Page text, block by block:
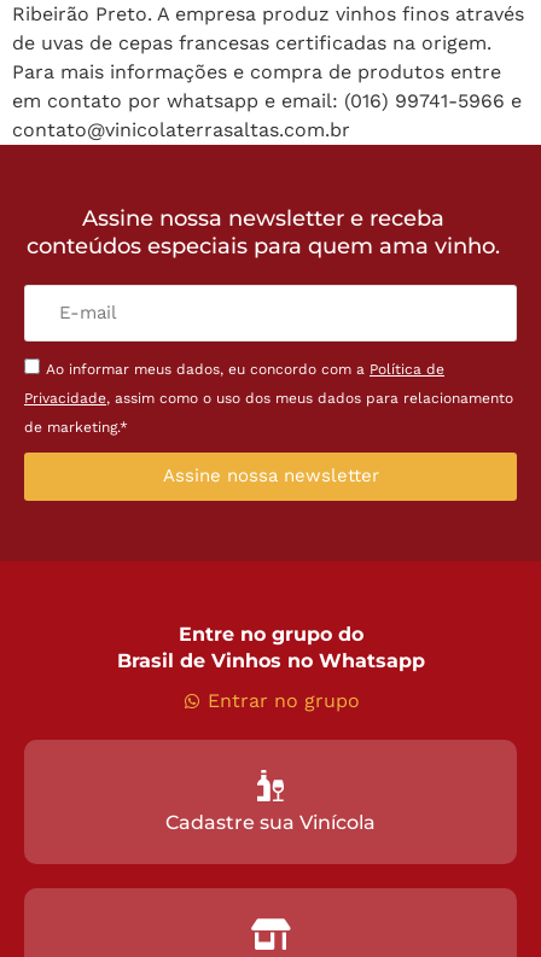
Ribeirão Preto. A empresa produz vinhos finos através
de uvas de cepas francesas certificadas na origem.
Para mais informações e compra de produtos entre
em contato por whatsapp e email: (016) 99741-5966 e
contato@vinicolaterrasaltas.com.br
Assine nossa newsletter e receba
conteúdos especiais para quem ama vinho.
Ao informar meus dados, eu concordo com a Política de
Privacidade, assim como o uso dos meus dados para relacionamento
de marketing.*
Assine nossa newsletter
Entre no grupo do
Brasil de Vinhos no Whatsapp
Entrar no grupo
Cadastre sua Vinícola